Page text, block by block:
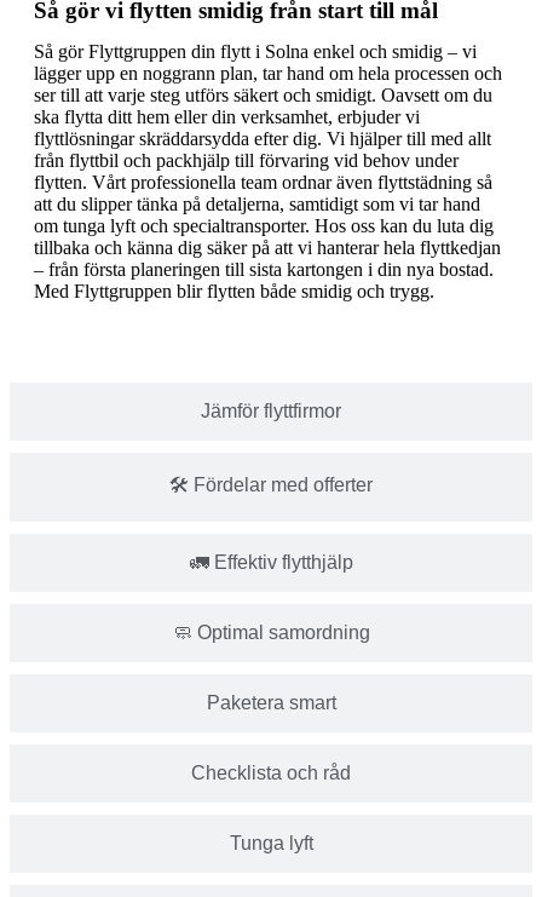
Jämför flyttfirmor
🛠️ Fördelar med offerter
🚛 Effektiv flytthjälp
🧼 Optimal samordning
Paketera smart
Checklista och råd
Tunga lyft
Så gör vi flytten smidig från start till mål
Så gör Flyttgruppen din flytt i Solna enkel och smidig – vi
lägger upp en noggrann plan, tar hand om hela processen och
ser till att varje steg utförs säkert och smidigt. Oavsett om du
ska flytta ditt hem eller din verksamhet, erbjuder vi
flyttlösningar skräddarsydda efter dig. Vi hjälper till med allt
från flyttbil och packhjälp till förvaring vid behov under
flytten. Vårt professionella team ordnar även flyttstädning så
att du slipper tänka på detaljerna, samtidigt som vi tar hand
om tunga lyft och specialtransporter. Hos oss kan du luta dig
tillbaka och känna dig säker på att vi hanterar hela flyttkedjan
– från första planeringen till sista kartongen i din nya bostad.
Med Flyttgruppen blir flytten både smidig och trygg.